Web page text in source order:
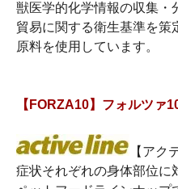
獣医学的化学情報の収集・
貿易に関する衛生基準を策
原料を使用しています。
【FORZA10】フォルツァ
【アク
症状それぞれの身体部位に